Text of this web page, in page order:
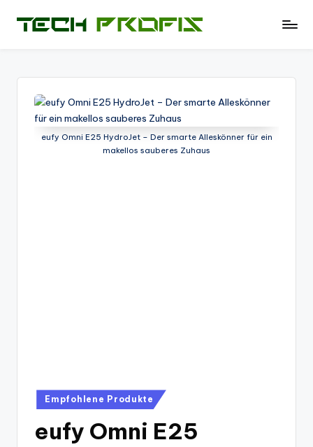
PCs
Hardwareeufy Omni E25 HydroJet – Der smarte Alleskönner für ein
makellos sauberes Zuhaus
Posted
in
Empfohlene Produkte
eufy Omni E25